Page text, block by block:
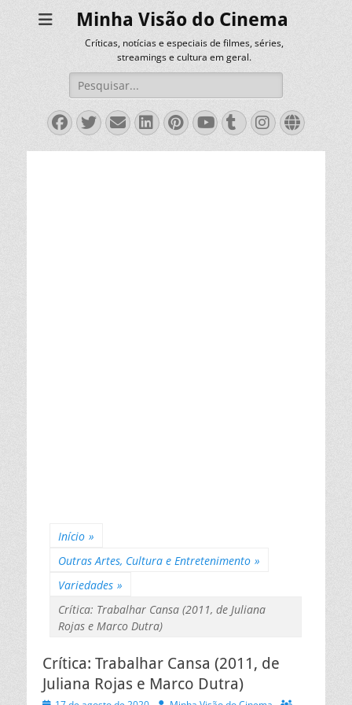
Minha Visão do Cinema
Críticas, notícias e especiais de filmes, séries,
streamings e cultura em geral.
Pesquisar
por:
Facebook
Twitter
EmailLinkedIn
Pinterest
YouTube
Tumblr
Início »
Outras Artes, Cultura e Entretenimento »
Variedades »
Crítica: Trabalhar Cansa (2011, de Juliana
Rojas e Marco Dutra)
Crítica: Trabalhar Cansa (2011, de
Juliana Rojas e Marco Dutra)